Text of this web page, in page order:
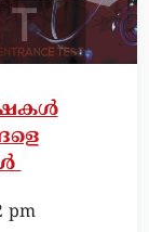
pm